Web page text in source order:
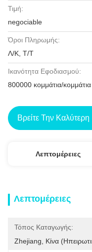
Τιμή:
negociable
Όροι Πληρωμής:
Λ/Κ, Τ/Τ
Ικανότητα Εφοδιασμού:
800000 κομμάτια/
Βρείτε Την Καλύτερη
Λεπτομέρειες
Λεπτομέρειες
Τόπος Καταγωγής:
Zhejiang, Κίνα